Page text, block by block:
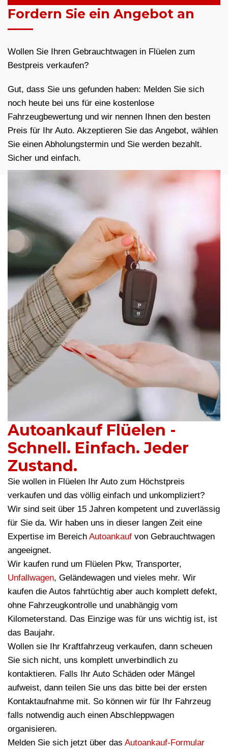
Fordern Sie ein Angebot an
Wollen Sie Ihren Gebrauchtwagen in Flüelen zum
Bestpreis verkaufen?
Gut, dass Sie uns gefunden haben: Melden Sie sich
noch heute bei uns für eine kostenlose
Fahrzeugbewertung und wir nennen Ihnen den besten
Preis für Ihr Auto. Akzeptieren Sie das Angebot, wählen
Sie einen Abholungstermin und Sie werden bezahlt.
Sicher und einfach.
Autoankauf Flüelen -
Schnell. Einfach. Jeder
Zustand.
Sie wollen in Flüelen Ihr Auto zum Höchstpreis
verkaufen und das völlig einfach und unkompliziert?
Wir sind seit über 15 Jahren kompetent und zuverlässig
für Sie da. Wir haben uns in dieser langen Zeit eine
Expertise im Bereich Autoankauf von Gebrauchtwagen
angeeignet.
Wir kaufen rund um Flüelen Pkw, Transporter,
Unfallwagen, Geländewagen und vieles mehr. Wir
kaufen die Autos fahrtüchtig aber auch komplett defekt,
ohne Fahrzeugkontrolle und unabhängig vom
Kilometerstand. Das Einzige was für uns wichtig ist, ist
das Baujahr.
Wollen sie Ihr Kraftfahrzeug verkaufen, dann scheuen
Sie sich nicht, uns komplett unverbindlich zu
kontaktieren. Falls Ihr Auto Schäden oder Mängel
aufweist, dann teilen Sie uns das bitte bei der ersten
Kontaktaufnahme mit. So können wir für Ihr Fahrzeug
falls notwendig auch einen Abschleppwagen
organisieren.
Melden Sie sich jetzt über das Autoankauf-Formular